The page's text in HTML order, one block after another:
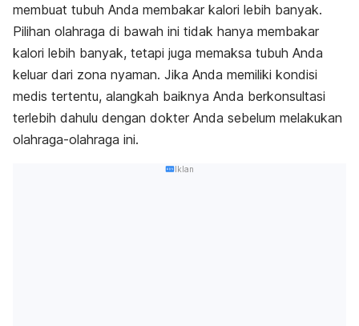
membuat tubuh Anda membakar kalori lebih banyak.
Pilihan olahraga di bawah ini tidak hanya membakar
kalori lebih banyak, tetapi juga memaksa tubuh Anda
keluar dari zona nyaman. Jika Anda memiliki kondisi
medis tertentu, alangkah baiknya Anda berkonsultasi
terlebih dahulu dengan dokter Anda sebelum melakukan
olahraga-olahraga ini.
Iklan